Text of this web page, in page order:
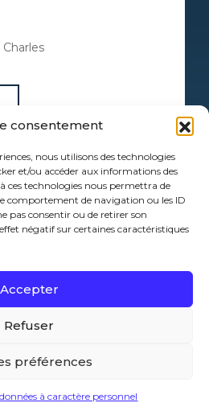
consentement
nous utilisons des technologies
et/ou accéder aux informations des
ces technologies nous permettra de
comportement de navigation ou les ID
pas consentir ou de retirer son
négatif sur certaines caractéristiques
Accepter
Refuser
préférences
à caractère personnel
caractère personnel